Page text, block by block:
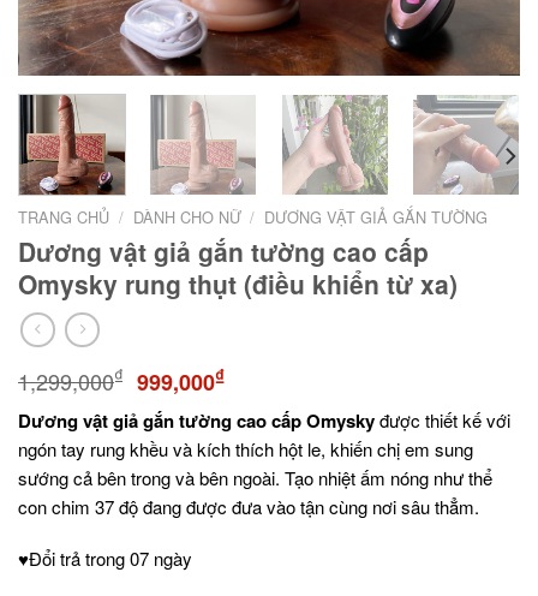
TRANG CHỦ / DÀNH CHO NỮ / DƯƠNG VẬT GIẢ GẮN TƯỜNG
Dương vật giả gắn tường cao cấp
Omysky rung thụt (điều khiển từ xa)
1,299,000₫ 999,000₫
Dương vật giả gắn tường cao cấp Omyskyđược thiết kế với
ngón tay rung khều và kích thích hột le, khiến chị em sung
sướng cả bên trong và bên ngoài. Tạo nhiệt ấm nóng như thể
con chim 37 độ đang được đưa vào tận cùng nơi sâu thẳm.
♥Đổi trả trong 07 ngày